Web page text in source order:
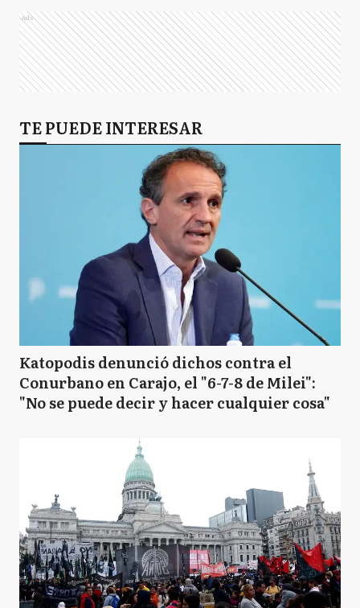
Ads
TE PUEDE INTERESAR
Katopodis denunció dichos contra el
Conurbano en Carajo, el "6-7-8 de Milei":
"No se puede decir y hacer cualquier cosa"